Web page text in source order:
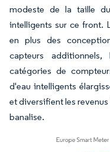
modeste de la taille
intelligents sur ce front.
en plus des
capteurs
catégories de
d'eau intelligents
et diversifient les
banalise.